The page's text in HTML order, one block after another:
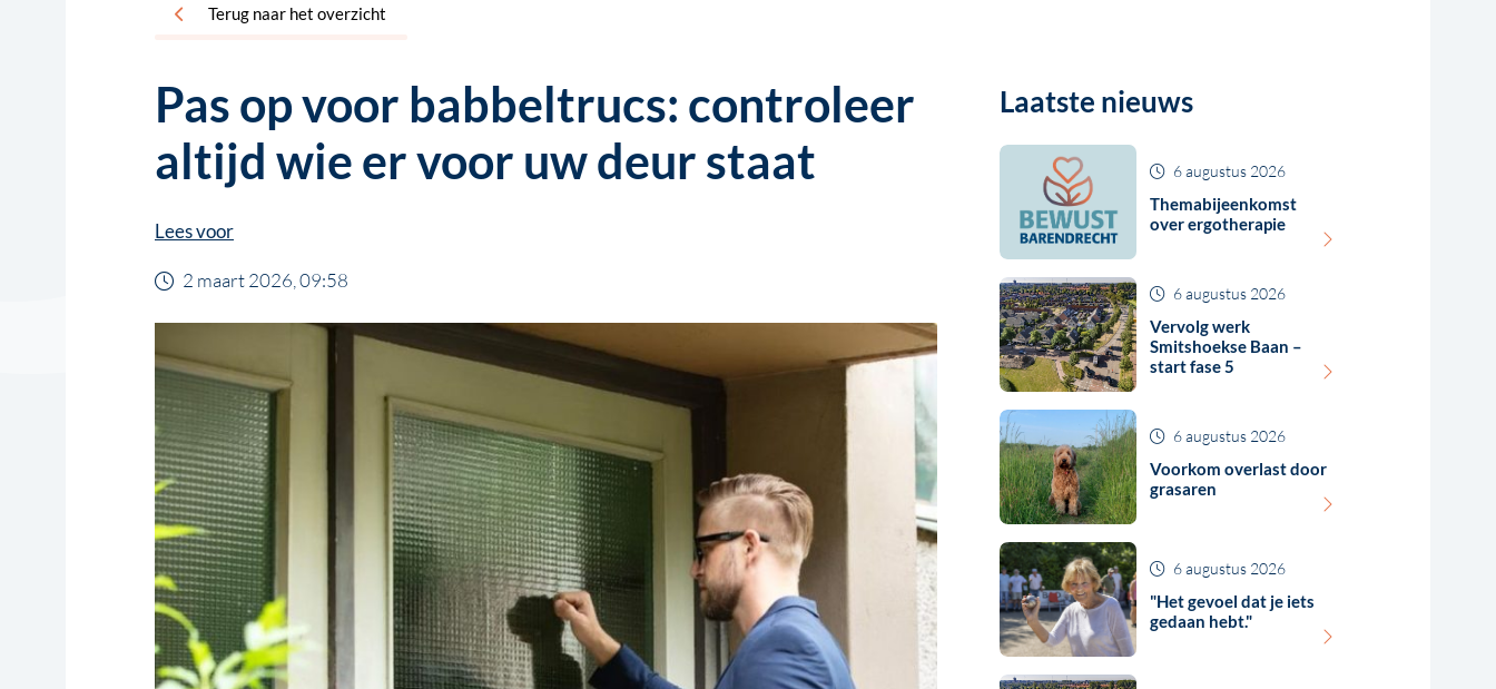
Terug naar het overzicht
Pas op voor babbeltrucs: controleer
altijd wie er voor uw deur staat
Lees voor
2 maart 2026, 09:58
Laatste nieuws
Themabijeenkomst
over ergotherapie
6 augustus 2026
Vervolg werk
Smitshoekse Baan –
start fase 5
6 augustus 2026
Voorkom overlast door
grasaren
6 augustus 2026
"Het gevoel dat je iets
gedaan hebt."
6 augustus 2026